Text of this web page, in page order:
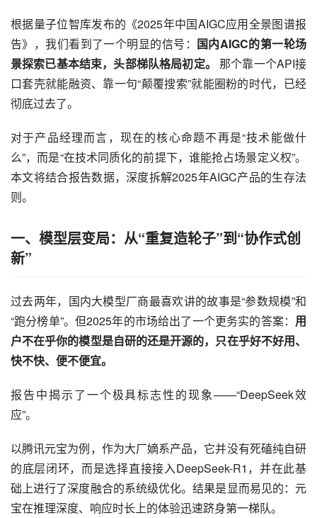
根据量子位智库发布的《2025年中国AIGC应用全景图谱报
告》，我们看到了一个明显的信号： 国内AIGC的第一轮场
景探索已基本结束，头部梯队格局初定。 那个靠一个API接
口套壳就能融资、靠一句“颠覆搜索”就能圈粉的时代，已经
彻底过去了。
对于产品经理而言，现在的核心命题不再是“技术能做什
么”，而是“在技术同质化的前提下，谁能抢占场景定义权”。
本文将结合报告数据，深度拆解2025年AIGC产品的生存法
则。
一、模型层变局：从“重复造轮子”到“协作式创
新”
过去两年，国内大模型厂商最喜欢讲的故事是“参数规模”和
“跑分榜单”。但2025年的市场给出了一个更务实的答案： 用
户不在乎你的模型是自研的还是开源的，只在乎好不好用、
快不快、便不便宜。
报告中揭示了一个极具标志性的现象——“DeepSeek效
应”。
以腾讯元宝为例，作为大厂嫡系产品，它并没有死磕纯自研
的底层闭环，而是选择直接接入DeepSeek-R1，并在此基
础上进行了深度融合的系统级优化。结果是显而易见的：元
宝在推理深度、响应时长上的体验迅速跻身第一梯队。